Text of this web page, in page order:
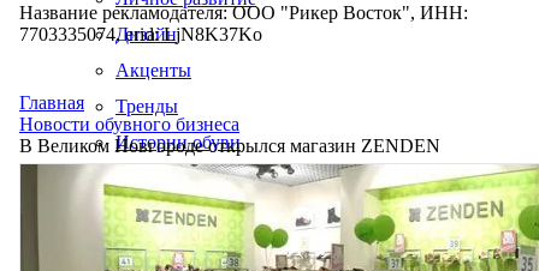
Дизайн
Акценты
Тренды
Истории обуви
Производство
Название рекламодателя: ООО "Рикер Восток", ИНН:
7703335074, erid: LjN8K37Ko
Главная
Новости обувного бизнеса
В Великом Новгороде открылся магазин ZENDEN